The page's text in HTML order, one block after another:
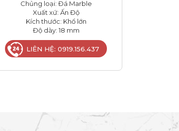
Chủng loại: Đá Marble
Xuất xứ: Ấn Độ
Kích thước: Khổ lớn
Độ dày: 18 mm
LIÊN HỆ: 0919.156.437